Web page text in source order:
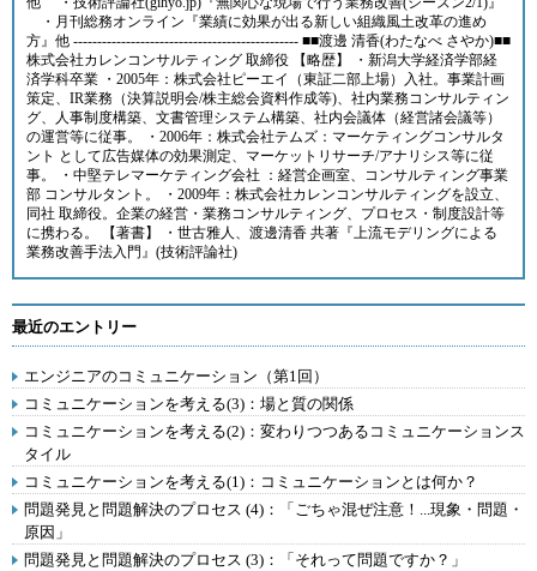
・月刊総務オンライン『業績に効果が出る新しい組織風土改革の進め
方』他 ----------------------------------------------- ■■渡邊 清香(わたなべ さやか)■■
株式会社カレンコンサルティング 取締役 【略歴】 ・新潟大学経済学部経
済学科卒業 ・2005年：株式会社ピーエイ（東証二部上場）入社。事業計画
策定、IR業務（決算説明会/株主総会資料作成等)、社内業務コンサルティン
グ、人事制度構築、文書管理システム構築、社内会議体（経営諸会議等）
の運営等に従事。 ・2006年：株式会社テムズ：マーケティングコンサルタ
ント として広告媒体の効果測定、マーケットリサーチ/アナリシス等に従
事。 ・中堅テレマーケティング会社 ：経営企画室、コンサルティング事業
部 コンサルタント。 ・2009年：株式会社カレンコンサルティングを設立、
同社 取締役。企業の経営・業務コンサルティング、プロセス・制度設計等
に携わる。 【著書】 ・世古雅人、渡邊清香 共著『上流モデリングによる
業務改善手法入門』(技術評論社)
最近のエントリー
エンジニアのコミュニケーション（第1回）
コミュニケーションを考える(3)：場と質の関係
コミュニケーションを考える(2)：変わりつつあるコミュニケーションス
タイル
コミュニケーションを考える(1)：コミュニケーションとは何か？
問題発見と問題解決のプロセス (4)：「ごちゃ混ぜ注意！...現象・問題・
原因」
問題発見と問題解決のプロセス (3)：「それって問題ですか？」